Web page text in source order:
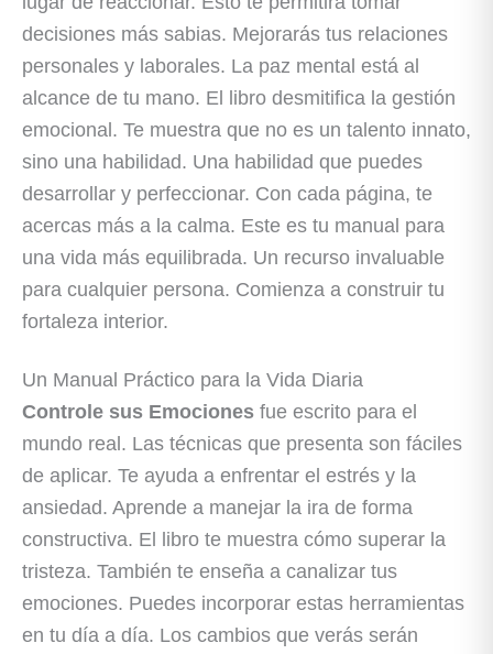
decisiones más sabias. Mejorarás tus relaciones
personales y laborales. La paz mental está al
alcance de tu mano. El libro desmitifica la gestión
emocional. Te muestra que no es un talento innato,
sino una habilidad. Una habilidad que puedes
desarrollar y perfeccionar. Con cada página, te
acercas más a la calma. Este es tu manual para
una vida más equilibrada. Un recurso invaluable
para cualquier persona. Comienza a construir tu
fortaleza interior.
Un Manual Práctico para la Vida Diaria
Controle sus Emociones fue escrito para el
mundo real. Las técnicas que presenta son fáciles
de aplicar. Te ayuda a enfrentar el estrés y la
ansiedad. Aprende a manejar la ira de forma
constructiva. El libro te muestra cómo superar la
tristeza. También te enseña a canalizar tus
emociones. Puedes incorporar estas herramientas
en tu día a día. Los cambios que verás serán